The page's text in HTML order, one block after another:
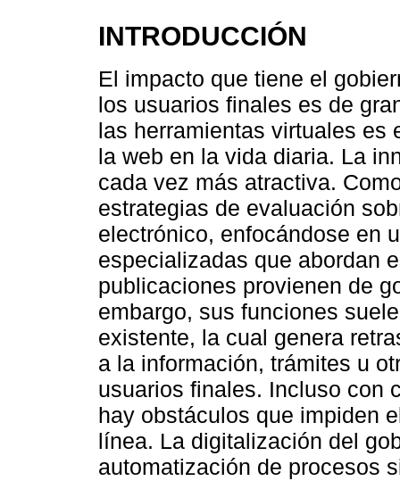
INTRODUCCIÓN
El impacto que tiene el
los usuarios finales es de
las herramientas virtuales es
la web en la vida diaria. La
cada vez más atractiva.
estrategias de evaluación
electrónico, enfocándose en
especializadas que abordan
publicaciones provienen de
embargo, sus funciones
existente, la cual genera
a la información, trámites u
usuarios finales. Incluso con
hay obstáculos que impiden
línea. La digitalización del
automatización de procesos